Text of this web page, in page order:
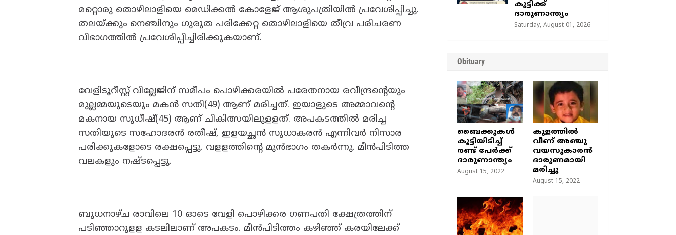
മറ്റൊരു തൊഴിലാളിയെ മെഡിക്കൽ കോളേജ് ആശുപത്രിയിൽ പ്രവേശിപ്പിച്ചു.
തലയ്ക്കും നെഞ്ചിനും ഗുരുത പരിക്കേറ്റ തൊഴിലാളിയെ തീവ്ര പരിചരണ
വിഭാഗത്തിൽ പ്രവേശിപ്പിച്ചിരിക്കുകയാണ്.
വേളിടൂറീസ്റ്റ് വില്ലേജിന് സമീപം പൊഴിക്കരയിൽ പരേതനായ രവീന്ദ്രന്റെയും
മുല്ലമ്മയുടെയും മകൻ സതി(49) ആണ് മരിച്ചത്. ഇയാളുടെ അമ്മാവന്റെ
മകനായ സുധീഷ്(45) ആണ് ചികിത്സയിലുളളത്. അപകടത്തിൽ മരിച്ച
സതിയുടെ സഹോദരൻ രതീഷ്, ഇളയച്ഛൻ സുധാകരൻ എന്നിവർ നിസാര
പരിക്കുകളോടെ രക്ഷപ്പെട്ടു. വളളത്തിന്റെ മുൻഭാഗം തകർന്നു. മീൻപിടിത്ത
വലകളും നഷ്ടപ്പെട്ടു.
ബുധനാഴ്ച രാവിലെ 10 ഓടെ വേളി പൊഴിക്കര ഗണപതി ക്ഷേത്രത്തിന്
പടിഞ്ഞാറുളള കടലിലാണ് അപകടം. മീൻപിടിത്തം കഴിഞ്ഞ് കരയിലേക്ക്
കുട്ടിക്ക്
ദാരുണാന്ത്യം
Saturday, August 01, 2026
Obituary
ബൈക്കുകൾ
കൂട്ടിയിടിച്ച്
രണ്ട് പേർക്ക്
ദാരുണാന്ത്യം
August 15, 2022
കുളത്തില്‍
വീണ് അഞ്ചു
വയസുകാരന്‍
ദാരുണമായി
മരിച്ചു
August 15, 2022